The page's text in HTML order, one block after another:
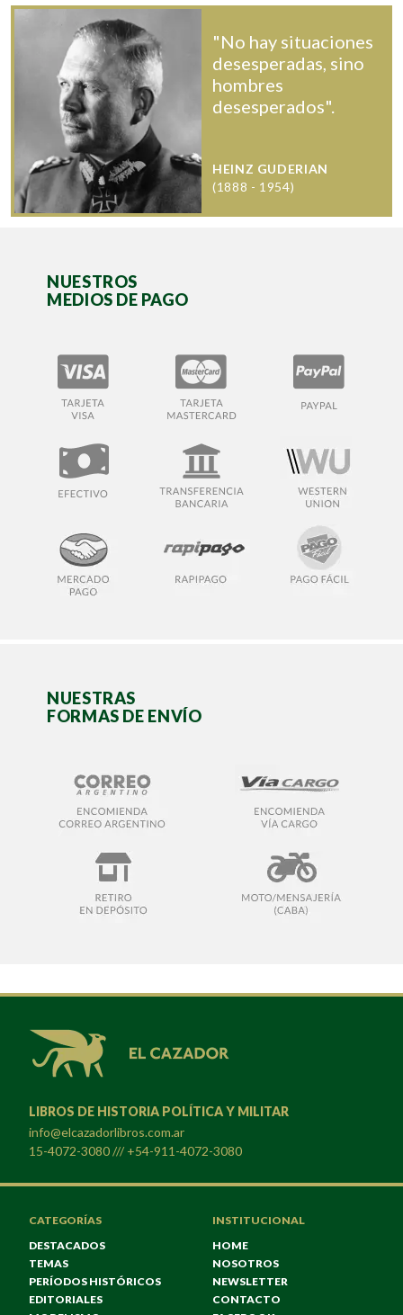
"No hay situaciones
desesperadas, sino
hombres
desesperados".
HEINZ GUDERIAN
(1888 - 1954)
NUESTROS
MEDIOS DE PAGO
NUESTRAS
FORMAS DE ENVÍO
LIBROS DE HISTORIA POLÍTICA Y MILITAR
info@elcazadorlibros.com.ar
15-4072-3080 /// +54-911-4072-3080
CATEGORÍAS
DESTACADOS
TEMAS
PERÍODOS HISTÓRICOS
EDITORIALES
INSTITUCIONAL
HOME
NOSOTROS
NEWSLETTER
CONTACTO